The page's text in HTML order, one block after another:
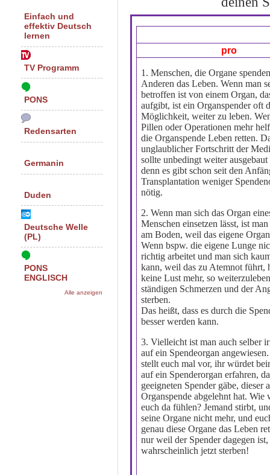
pro
1. Menschen, die Organe
Anderen das Leben. Wenn man
betroffen ist von einem Organ,
aufgibt, ist ein Organspender oft
Möglichkeit, weiter zu leben.
Pillen oder Operationen mehr
die Organspende Leben retten.
unglaublicher Fortschritt der
sollte unbedingt weiter
denn es gibt schon seit den
Transplantation weniger
nötig.
2. Wenn man sich das Organ
Menschen einsetzen lässt, ist
am Boden, weil das eigene
Wenn bspw. die eigene Lunge
richtig arbeitet und man sich
kann, weil das zu Atemnot führt,
keine Lust mehr, so
ständigen Schmerzen und der
sterben.
Das heißt, dass es durch die
besser werden kann.
3. Vielleicht ist man auch selber
auf ein Spendeorgan
stellt euch mal vor, ihr würdet
auf ein Spenderorgan erfahren,
geeigneten Spender gäbe, dieser
Organspende abgelehnt hat. Wie
euch da fühlen? Jemand stirbt,
seine Organe nicht mehr, und
genau diese Organe das Leben
nur weil der Spender dagegen
wahrscheinlich jetzt sterben!
Einfach und
effektiv Deutsch
lernen
TV Programm
PONS
Redensarten
Germanin
Duden
Deutsche Welle
(PL)
PONS
ENGLISCH
Alle anzeigen